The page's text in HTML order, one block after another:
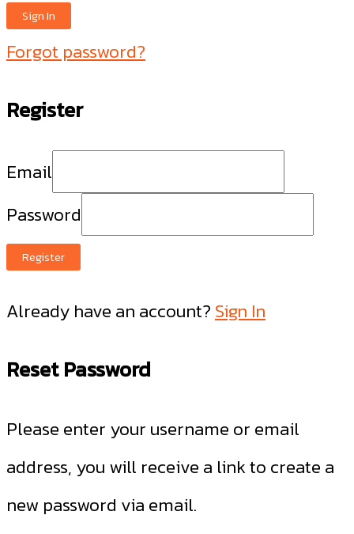
Sign In
Forgot password?
Register
Email
Password
Register
Already have an account? Sign In
Reset Password
Please enter your username or email
address, you will receive a link to create a
new password via email.